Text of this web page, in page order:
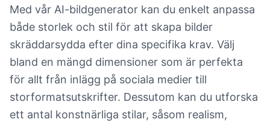
Med vår AI-bildgenerator kan du enkelt anpassa
både storlek och stil för att skapa bilder
skräddarsydda efter dina specifika krav. Välj
bland en mängd dimensioner som är perfekta
för allt från inlägg på sociala medier till
storformatsutskrifter. Dessutom kan du utforska
ett antal konstnärliga stilar, såsom realism,